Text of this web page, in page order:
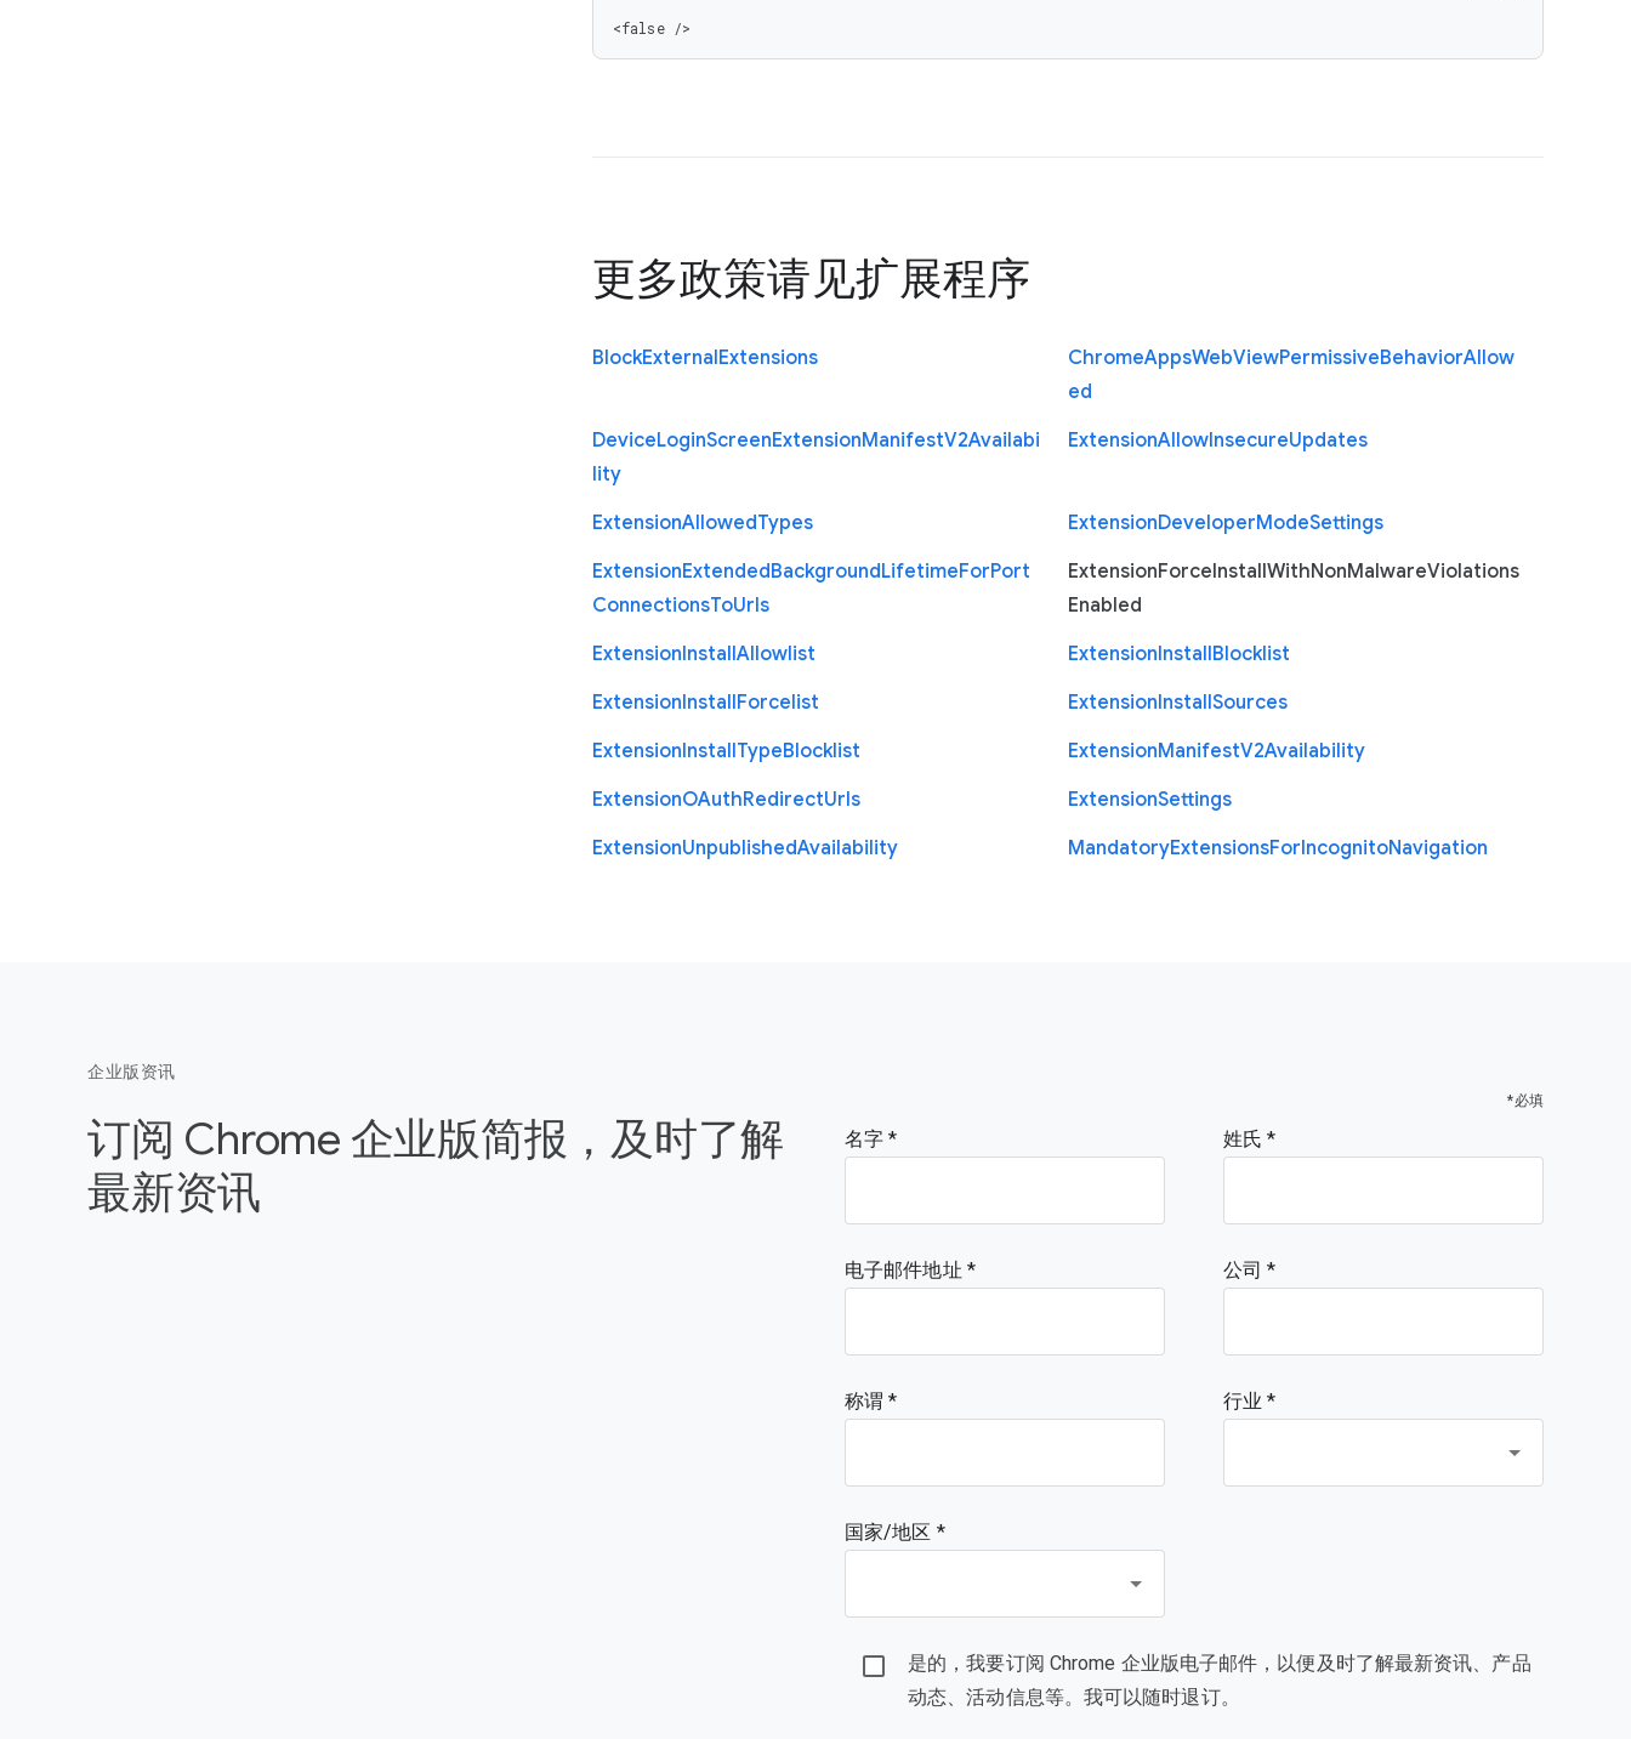
<false />
更多政策请见扩展程序
BlockExternalExtensions ChromeAppsWebViewPermissiveBehaviorAllow
ed
DeviceLoginScreenExtensionManifestV2Availabi
lity
ExtensionAllowInsecureUpdates
ExtensionAllowedTypes ExtensionDeveloperModeSettings
ExtensionExtendedBackgroundLifetimeForPort
ConnectionsToUrls
ExtensionForceInstallWithNonMalwareViolations
Enabled
ExtensionInstallAllowlist ExtensionInstallBlocklist
ExtensionInstallForcelist ExtensionInstallSources
ExtensionInstallTypeBlocklist ExtensionManifestV2Availability
ExtensionOAuthRedirectUrls ExtensionSettings
ExtensionUnpublishedAvailability MandatoryExtensionsForIncognitoNavigation
企业版资讯
订阅 Chrome 企业版简报，及时了解
最新资讯
*必填
名字 姓氏
电子邮件地址 公司
称谓 行业 *
国家/地区 *
是的，我要订阅 Chrome 企业版电子邮件，以便及时了解最新资讯、产品
动态、活动信息等。我可以随时退订。